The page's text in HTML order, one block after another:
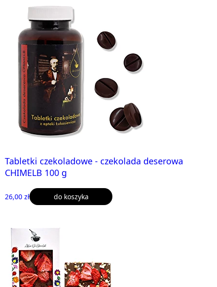
Tabletki czekoladowe - czekolada deserowa
CHIMELB 100 g
26,00 zł do koszyka